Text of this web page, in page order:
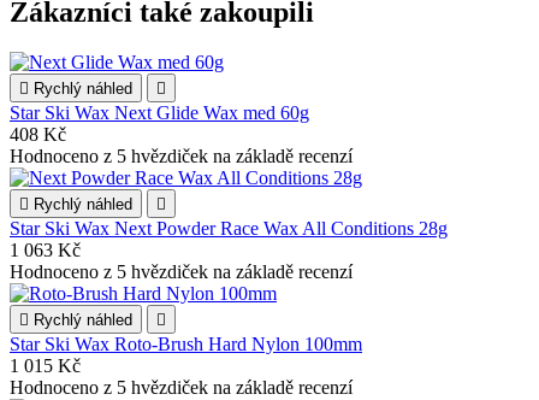
Zákazníci také zakoupili
 Rychlý náhled 
Star Ski Wax Next Glide Wax med 60g
408 Kč
Hodnoceno z 5 hvězdiček na základě recenzí
 Rychlý náhled 
Star Ski Wax Next Powder Race Wax All Conditions 28g
1 063 Kč
Hodnoceno z 5 hvězdiček na základě recenzí
 Rychlý náhled 
Star Ski Wax Roto-Brush Hard Nylon 100mm
1 015 Kč
Hodnoceno z 5 hvězdiček na základě recenzí